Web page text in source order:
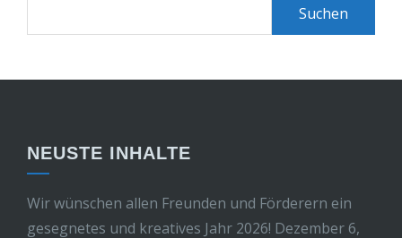
NEUSTE INHALTE
Wir wünschen allen Freunden und Förderern ein
gesegnetes und kreatives Jahr 2026! Dezember 6,